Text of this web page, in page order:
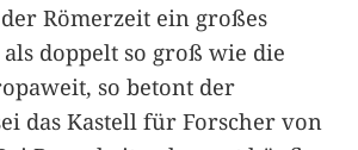
Römerzeit ein großes
doppelt so groß wie die
so betont der
das Kastell für Forscher von